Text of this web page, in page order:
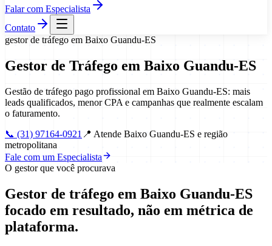
Falar com Especialista
Contato
gestor de tráfego em Baixo Guandu-ES
Gestor de Tráfego em Baixo Guandu-ES
Gestão de tráfego pago profissional em Baixo Guandu-ES: mais
leads qualificados, menor CPA e campanhas que realmente escalam
o faturamento.
📞 (31) 97164-0921 📍 Atende Baixo Guandu-ES e região
metropolitana
Fale com um Especialista
O gestor que você procurava
Gestor de tráfego em Baixo Guandu-ES
focado em resultado, não em métrica de
plataforma.